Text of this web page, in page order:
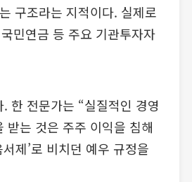
구조라는 지적이다. 실제로
민연금 등 주요 기관투자자
한 전문가는 “실질적인 경영
받는 것은 주주 이익을 침해
제’로 비치던 예우 규정을